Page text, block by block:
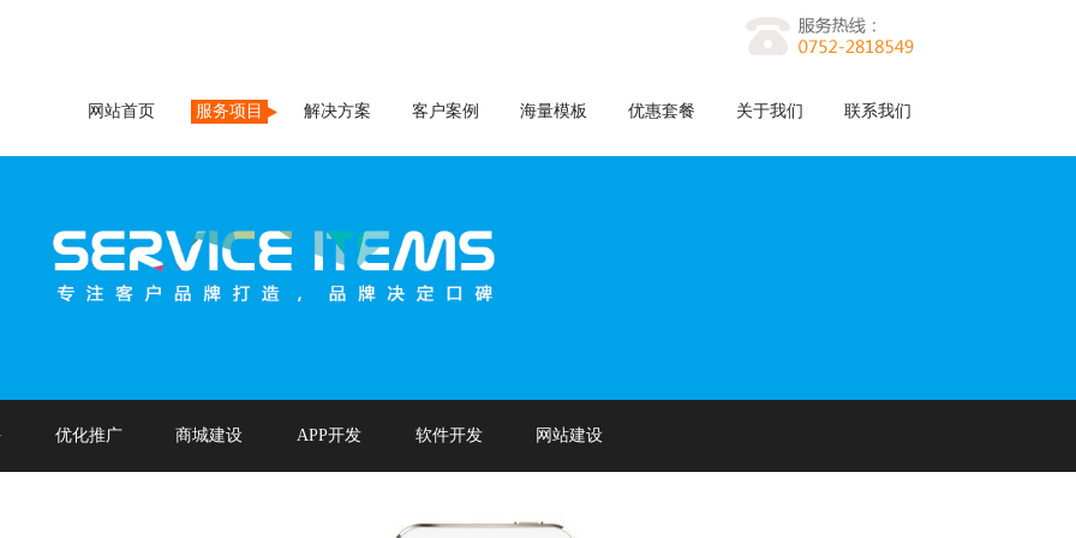
网站首页 服务项目 解决方案 客户案例 海量模板 优惠套餐 关于我们 联系我们
优化推广 商城建设 APP开发 软件开发 网站建设